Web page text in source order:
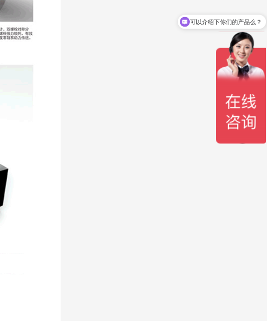
可以介绍下你们的产品么？